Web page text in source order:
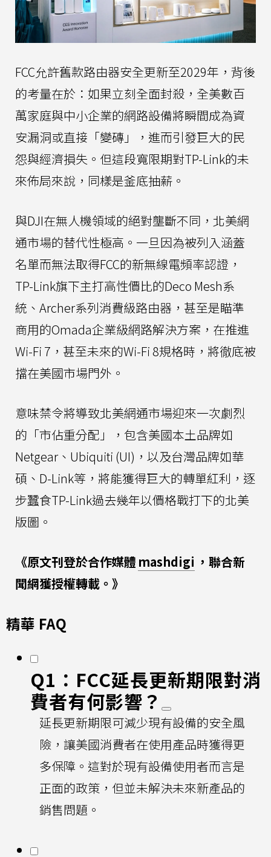
FCC允許舊款路由器安全更新至2029年，背後
的考量在於：如果立刻全面封殺，全美數百
萬家庭與中小企業的網路設備將瞬間成為資
安漏洞或直接「變磚」，進而引發巨大的民
怨與經濟損失。但這段寬限期對TP-Link的未
來佈局來說，同樣是釜底抽薪。
與DJI在無人機領域的絕對壟斷不同，北美網
通市場的替代性極高。一旦因為被列入涵蓋
名單而無法取得FCC的新無線電頻率認證，
TP-Link旗下主打高性價比的Deco Mesh系
統、Archer系列消費級路由器，甚至是瞄準
商用的Omada企業級網路解決方案，在推進
Wi-Fi 7，甚至未來的Wi-Fi 8規格時，將徹底被
擋在美國市場門外。
意味禁令將導致北美網通市場迎來一次劇烈
的「市佔重分配」，包含美國本土品牌如
Netgear、Ubiquiti (UI)，以及台灣品牌如華
碩、D-Link等，將能獲得巨大的轉單紅利，逐
步蠶食TP-Link過去幾年以價格戰打下的北美
版圖。
《原文刊登於合作媒體 mashdigi ，聯合新
聞網獲授權轉載。》
精華 FAQ
Q1：FCC延長更新期限對消
費者有何影響？
延長更新期限可減少現有設備的安全風
險，讓美國消費者在使用產品時獲得更
多保障。這對於現有設備使用者而言是
正面的政策，但並未解決未來新產品的
銷售問題。